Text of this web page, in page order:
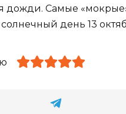
дожди. Самые «мокрые»
день 13